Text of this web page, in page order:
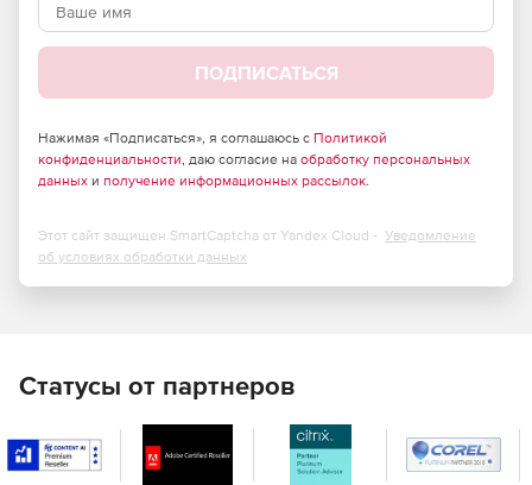
2x 10 Gigabit SFP + (опционально).
ПОДПИСАТЬСЯ
Нажимая «Подписаться», я соглашаюсь с Политикой
конфиденциальности, даю согласие на обработку персональных
данных и получение информационных рассылок.
Этот сайт защищен SmartCaptcha от Yandex Cloud - Уведомление
об условиях обработки данных
Статусы от партнеров